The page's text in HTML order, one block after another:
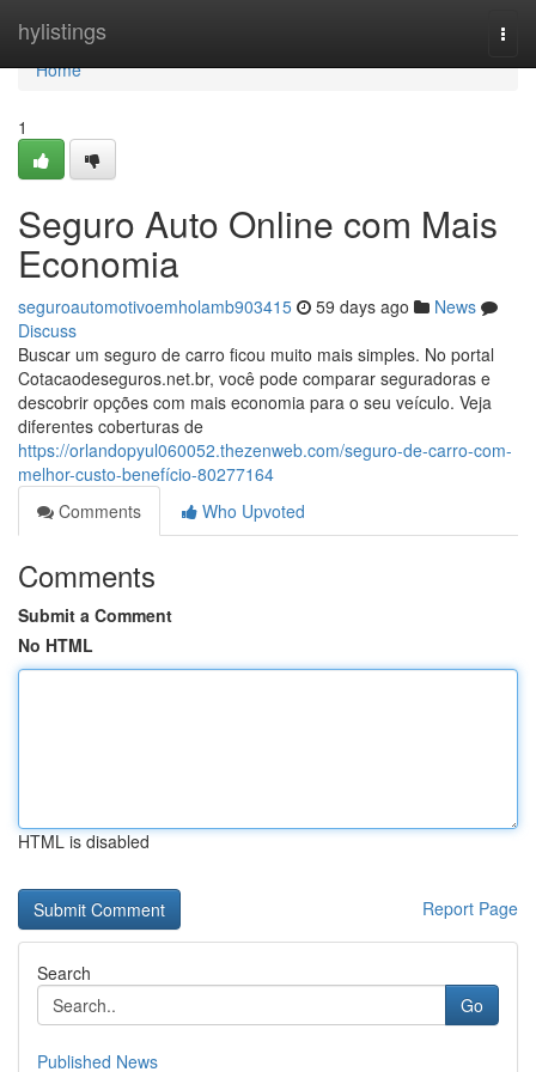
hylistings
Home
Home
1
Seguro Auto Online com Mais
Economia
seguroautomotivoemholamb903415 59 days ago
News
Discuss
Buscar um seguro de carro ficou muito mais simples. No portal
Cotacaodeseguros.net.br, você pode comparar seguradoras e
descobrir opções com mais economia para o seu veículo. Veja
diferentes coberturas de
https://orlandopyul060052.thezenweb.com/seguro-de-carro-com-
melhor-custo-benefício-80277164
Comments
Who Upvoted
Comments
Submit a Comment
No HTML
HTML is disabled
Report Page
Search
Go
Published News